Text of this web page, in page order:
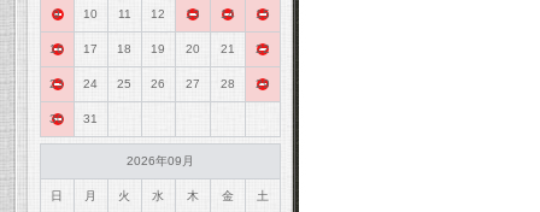
9 10 11 12 13 14 15
16 17 18 19 20 21 22
23 24 25 26 27 28 29
30 31
2026年09月
日 月 火 水 木 金 土